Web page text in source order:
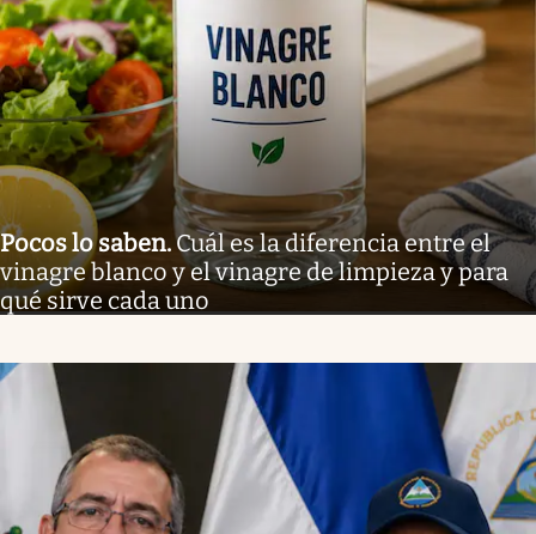
Pocos lo saben.Cuál es la diferencia entre el
vinagre blanco y el vinagre de limpieza y para
qué sirve cada uno